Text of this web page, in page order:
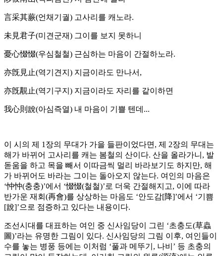
言采其蕨(언채기궐) 고사리를 캐노라.
未見君子(미견군재) 그이를 보지 못하니
憂心惙惙(우심철철) 근심하는 마음이 간절하노라.
亦旣見止(역기견지) 지금이라도 만나서,
亦旣覯止(역기구지) 지금이라도 자리를 같이하면
我心則說(아심즉열) 내 마음이 기쁠 텐데...
이 시의 제 1장의 무대가 가을 들판이었다면, 제 2장의 무대는
해가 바뀌어 고사리를 캐는 봄철의 산이다. 산을 올라가니, 발
돋움을 하고 목을 빼서 이따금씩 멀리 바라보기도 하지만, 해
가 바뀌어도 바라는 그이는 돌아오지 않는다. 여인의 마음은
‘忡忡(충충)’에서 ‘惙惙(철철)’로 더욱 간절해지고, 이에 따라
반가운 재회(再會)를 상상하는 마음도 ‘안도감[降]’에서 ‘기쁨
[說]’으로 점증하고 있다는 내용이다.
조선시대를 대표하는 여인 중 신사임당이 그린 ‘초충도(草蟲
圖)’라는 유명한 그림이 있다. 신사임당의 그림 이후, 여인들이
수를 놓는 병풍 등에는 이처럼 ‘풀과 메뚜기, 나비’ 등 초충의